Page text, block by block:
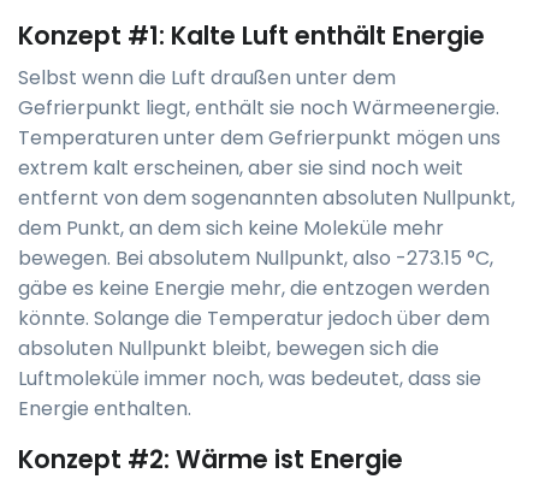
Konzept #1: Kalte Luft enthält Energie
Selbst wenn die Luft draußen unter dem
Gefrierpunkt liegt, enthält sie noch Wärmeenergie.
Temperaturen unter dem Gefrierpunkt mögen uns
extrem kalt erscheinen, aber sie sind noch weit
entfernt von dem sogenannten absoluten Nullpunkt,
dem Punkt, an dem sich keine Moleküle mehr
bewegen. Bei absolutem Nullpunkt, also -273.15 °C,
gäbe es keine Energie mehr, die entzogen werden
könnte. Solange die Temperatur jedoch über dem
absoluten Nullpunkt bleibt, bewegen sich die
Luftmoleküle immer noch, was bedeutet, dass sie
Energie enthalten.
Konzept #2: Wärme ist Energie